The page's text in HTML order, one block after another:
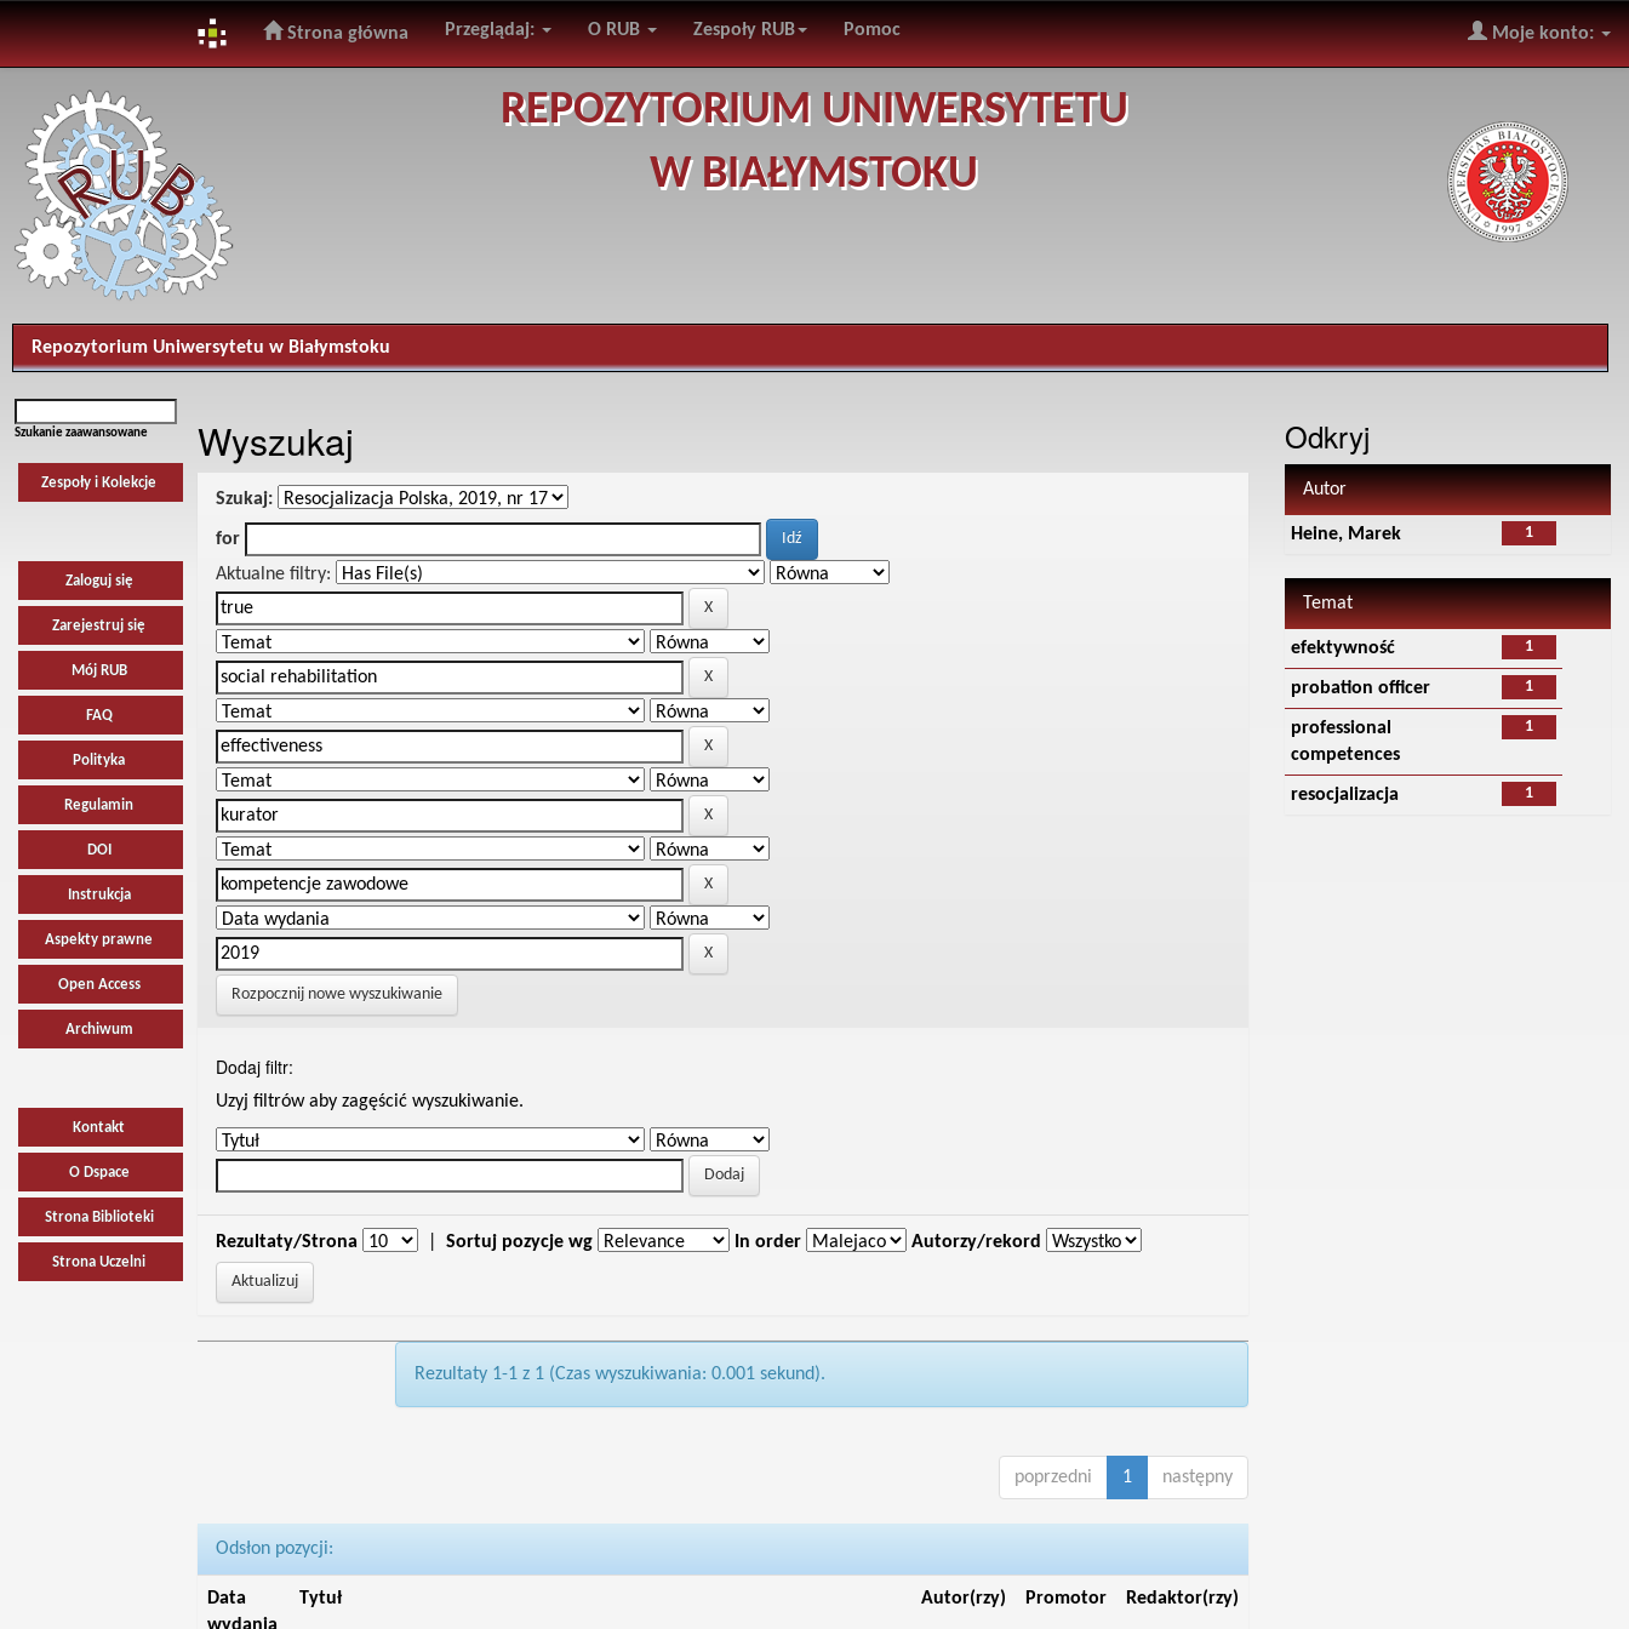
navigation
Strona główna Przeglądaj: O RUB Zespoły RUB Pomoc Moje konto:
REPOZYTORIUM UNIWERSYTETU
W BIAŁYMSTOKU
Repozytorium Uniwersytetu w Białymstoku
Szukanie zaawansowane
Zespoły i Kolekcje
Zaloguj się
Zarejestruj się
Mój RUB
FAQ
Polityka
Regulamin
DOI
Instrukcja
Aspekty prawne
Open Access
Archiwum
Kontakt
O Dspace
Strona Biblioteki
Strona Uczelni
Wyszukaj
Szukaj:
for
Aktualne filtry:
Rozpocznij nowe wyszukiwanie
Dodaj filtr:
Uzyj filtrów aby zagęścić wyszukiwanie.
Rezultaty/Strona Sortuj pozycje wg In order Autorzy/rekord
Rezultaty 1-1 z 1 (Czas wyszukiwania: 0.001 sekund).
poprzedni 1 następny
Odsłon pozycji:
Data
Tytuł Autor(rzy) Promotor Redaktor(rzy)
Odkryj
Autor
1
Heine, Marek
Temat
1
efektywność
1
probation officer
1
professional
competences
1
resocjalizacja